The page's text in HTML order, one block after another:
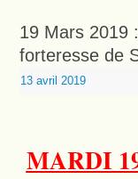
19 Mars 2019
forteresse de
13 avril 2019
MARDI